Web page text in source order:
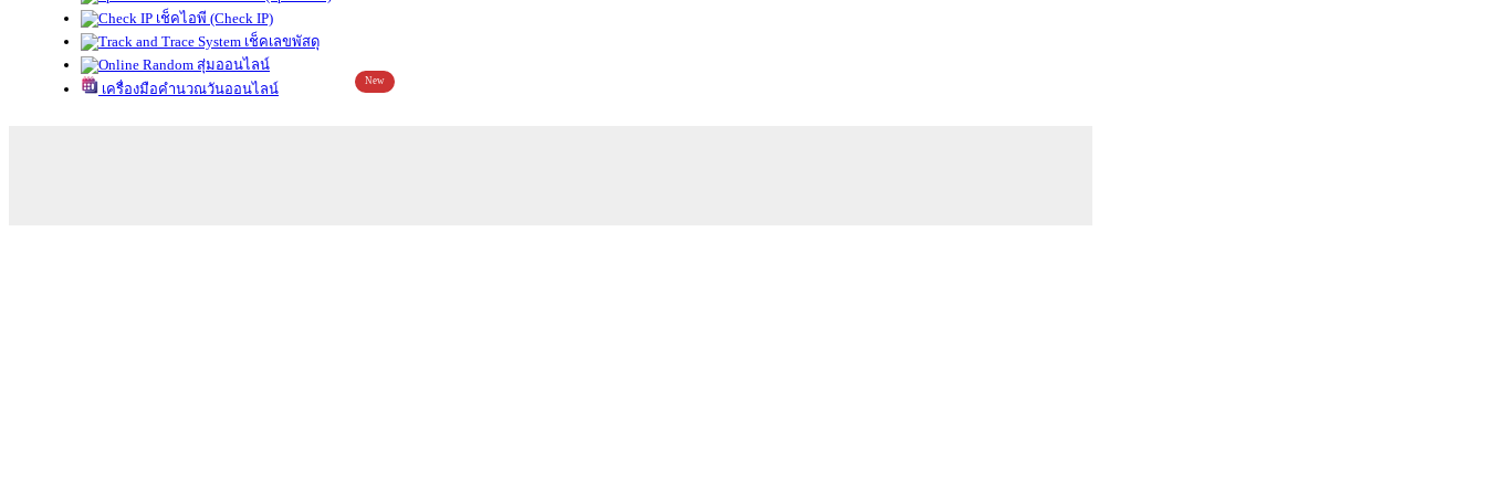
เช็คไอพี (Check IP)
เช็คเลขพัสดุ
สุ่มออนไลน์
เครื่องมือคำนวณวันออนไลน์
New